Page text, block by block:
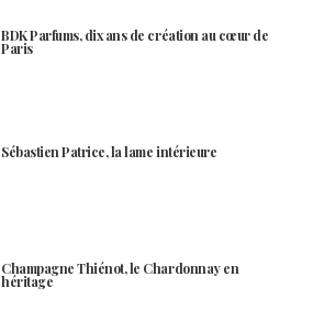
BDK Parfums, dix ans de création au cœur de
Paris
Sébastien Patrice, la lame intérieure
Champagne Thiénot, le Chardonnay en
héritage